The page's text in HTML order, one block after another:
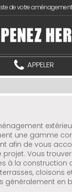
de votre
APPELER
une gamme
afin de vous
projet. Vous
à la construction
cloisons
généralement en